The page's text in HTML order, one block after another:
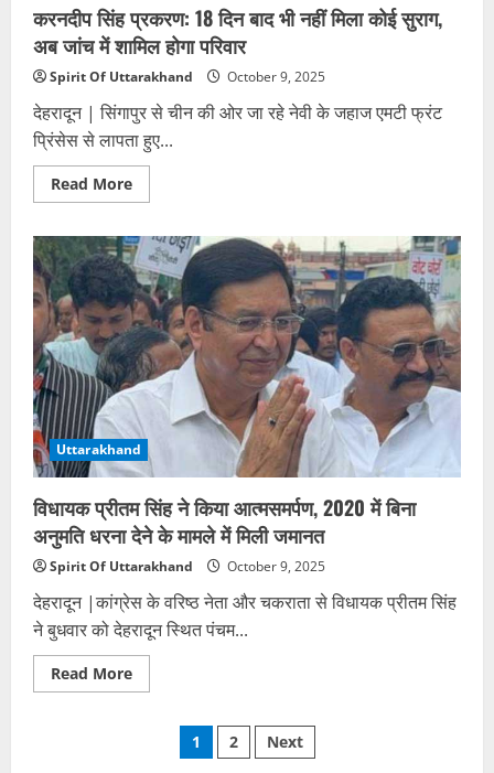
फेंका
गया
शव;
की
गांव
में
मातम
करनदीप सिंह प्रकरण: 18 दिन बाद भी नहीं मिला कोई सुराग,
अब जांच में शामिल होगा परिवार
Spirit Of Uttarakhand October 9, 2025
देहरादून | सिंगापुर से चीन की ओर जा रहे नेवी के जहाज एमटी फ्रंट
प्रिंसेस से लापता हुए...
Read MoreRead
more
सिंह
प्रकरण:
18
दिन
बाद
भी
नहीं
मिला
कोई
सुराग,
अब
जांच
में
शामिल
होगा
परिवार
Uttarakhand
विधायक प्रीतम सिंह ने किया आत्मसमर्पण, 2020 में बिना
अनुमति धरना देने के मामले में मिली जमानत
Spirit Of Uttarakhand October 9, 2025
देहरादून |कांग्रेस के वरिष्ठ नेता और चकराता से विधायक प्रीतम सिंह
ने बुधवार को देहरादून स्थित पंचम...
Read MoreRead
more
Posts
1 2 Next